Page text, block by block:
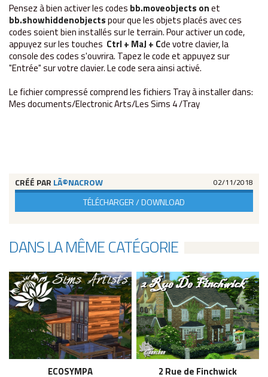
Pensez à bien activer les codes bb.moveobjects onet
bb.showhiddenobjectspour que les objets placés avec ces
codes soient bien installés sur le terrain. Pour activer un code,
appuyez sur les touches Ctrl + MaJ + Cde votre clavier, la
console des codes s'ouvrira. Tapez le code et appuyez sur
"Entrée" sur votre clavier. Le code sera ainsi activé.
Le fichier compressé comprend les fichiers Tray à installer dans:
Mes documents/Electronic Arts/Les Sims 4 /Tray
CRÉÉ PAR LÃ©NACROW 02/11/2018
TÉLÉCHARGER / DOWNLOAD
DANS LA MÊME CATÉGORIE
ECOSYMPA 2 Rue de Finchwick